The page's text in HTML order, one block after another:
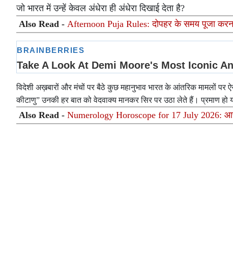
जो भारत में उन्हें केवल अंधेरा ही अंधेरा दिखाई देता है?
Also Read - Afternoon Puja Rules: दोपहर के समय पूजा
विदेशी अख़बारों और मंचों पर बैठे कुछ महानुभाव भारत के आंतरिक मामलों पर
कीटाणु” उनकी हर बात को वेदवाक्य मानकर सिर पर उठा लेते हैं। प्रमाण
Also Read - Numerology Horoscope for 17 July 2026: